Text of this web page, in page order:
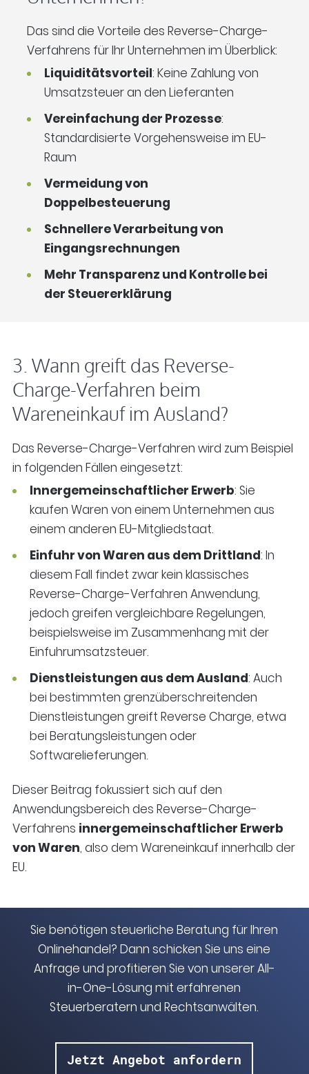
Das sind die Vorteile des Reverse-Charge-
Verfahrens für Ihr Unternehmen im Überblick:
Liquiditätsvorteil: Keine Zahlung von
Umsatzsteuer an den Lieferanten
Vereinfachung der Prozesse:
Standardisierte Vorgehensweise im EU-
Raum
Vermeidung von
Doppelbesteuerung
Schnellere Verarbeitung von
Eingangsrechnungen
Mehr Transparenz und Kontrolle bei
der Steuererklärung
3. Wann greift das Reverse-
Charge-Verfahren beim
Wareneinkauf im Ausland?
Das Reverse-Charge-Verfahren wird zum Beispiel
in folgenden Fällen eingesetzt:
Innergemeinschaftlicher Erwerb: Sie
kaufen Waren von einem Unternehmen aus
einem anderen EU-Mitgliedstaat.
Einfuhr von Waren aus dem Drittland: In
diesem Fall findet zwar kein klassisches
Reverse-Charge-Verfahren Anwendung,
jedoch greifen vergleichbare Regelungen,
beispielsweise im Zusammenhang mit der
Einfuhrumsatzsteuer.
Dienstleistungen aus dem Ausland: Auch
bei bestimmten grenzüberschreitenden
Dienstleistungen greift Reverse Charge, etwa
bei Beratungsleistungen oder
Softwarelieferungen.
Dieser Beitrag fokussiert sich auf den
Anwendungsbereich des Reverse-Charge-
Verfahrens innergemeinschaftlicher Erwerb
von Waren, also dem Wareneinkauf innerhalb der
EU.
Sie benötigen steuerliche Beratung für Ihren
Onlinehandel? Dann schicken Sie uns eine
Anfrage und profitieren Sie von unserer All-
in-One-Lösung mit erfahrenen
Steuerberatern und Rechtsanwälten.
Jetzt Angebot anfordern